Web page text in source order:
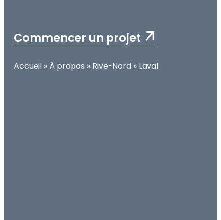
Commencer un projet
Accueil » À propos » Rive-Nord » Laval